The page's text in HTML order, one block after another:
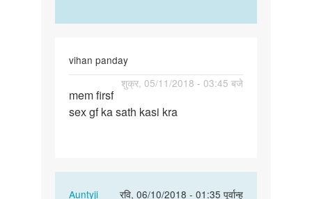
by
vihan panday
शुक्र, 05/11/2018 - 03:45 बजे
mem
firsf
mem firsf
sex gf ka sath kasi kra
Auntyji
रवि, 06/10/2018 - 01:35 पूर्वान्ह
In